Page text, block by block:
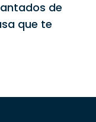
de
que te